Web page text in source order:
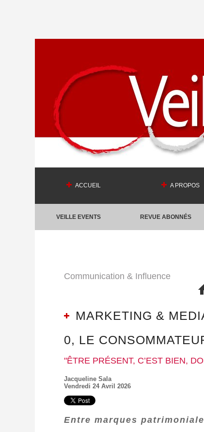
ACCUEIL A PROPOS
VEILLE EVENTS REVUE ABONNÉS
Communication & Influence
MARKETING &
0, LE
"ÊTRE PRÉSENT, C’EST BIEN,
Jacqueline Sala
Vendredi 24 Avril 2026
Entre marques